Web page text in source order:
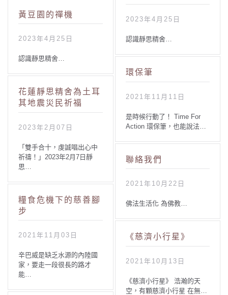
黃豆園的禪機
2023年4月25日
認識靜思精舍…
2023年4月25日
認識靜思精舍…
花蓮靜思精舍為土耳
其地震災民祈福
2023年2月07日
「雙手合十，虔誠唱出心中
祈禱！」2023年2月7日靜
思…
環保筆
2021年11月11日
是時候行動了！ Time For
Action 環保筆，也能說法…
糧食危機下的慈善腳
步
2021年11月03日
辛巴威是缺乏水源的內陸國
家，要走一段很長的路才
能…
聯絡我們
2021年10月22日
佛法生活化 為佛教…
《慈濟小行星》
2021年10月13日
《慈濟小行星》 浩瀚的天
空，有顆慈濟小行星 在無…